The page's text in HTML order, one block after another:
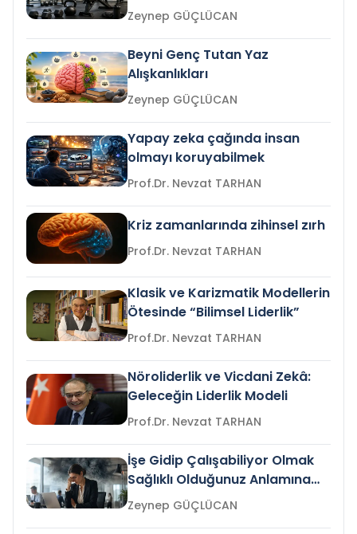
Zeynep GÜÇLÜCAN
Beyni Genç Tutan Yaz
Alışkanlıkları
Zeynep GÜÇLÜCAN
Yapay zeka çağında insan
olmayı koruyabilmek
Prof.Dr. Nevzat TARHAN
Kriz zamanlarında zihinsel zırh
Prof.Dr. Nevzat TARHAN
Klasik ve Karizmatik Modellerin
Ötesinde “Bilimsel Liderlik”
Prof.Dr. Nevzat TARHAN
Nöroliderlik ve Vicdani Zekâ:
Geleceğin Liderlik Modeli
Prof.Dr. Nevzat TARHAN
İşe Gidip Çalışabiliyor Olmak
Sağlıklı Olduğunuz Anlamına
Gelir mi?Zeynep GÜÇLÜCAN